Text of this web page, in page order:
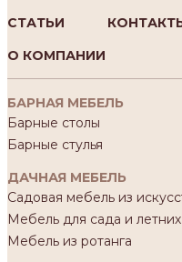
СТАТЬИ
О КОМПАНИИ
БАРНАЯ МЕБЕЛЬ
Барные столы
Барные стулья
ДАЧНАЯ МЕБЕЛЬ
Садовая мебель из
Мебель для сада и
Мебель из ротанга